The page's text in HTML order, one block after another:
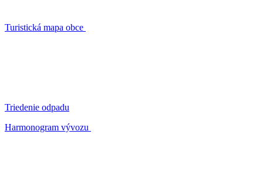
Turistická mapa obce
Triedenie odpadu
Harmonogram vývozu